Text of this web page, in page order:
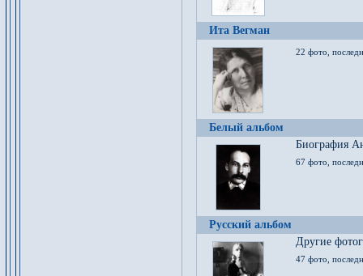
Ита Вегман
22 фото,
Белый альбом
Биография
67 фото,
Русский альбом
Другие
47 фото,